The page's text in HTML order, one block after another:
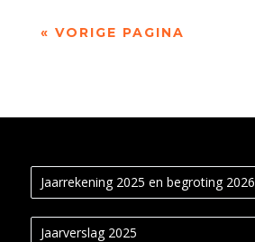
« VORIGE PAGINA
Jaarrekening 2025 en begroting 2026
Jaarverslag 2025